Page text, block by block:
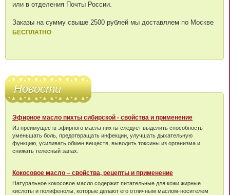
или в отделения Почты России.
Заказы на сумму свыше 2500 рублей мы доставляем по Москве
БЕСПЛАТНО
Новости
Эфирное масло пихты сибирской - свойства и применение
Из преимуществ эфирного масла пихты следует выделить способность
уменьшать боль, предотвращать инфекции, улучшать дыхательную
функцию, усиливать обмен веществ, выводить токсины из организма и
снижать телесный запах.
Кокосовое масло – свойства, рецепты и применение
Натуральное кокосовое масло содержит питательные для кожи жирные
кислоты и полифенолы, которые делают его отличным маслом-носителем